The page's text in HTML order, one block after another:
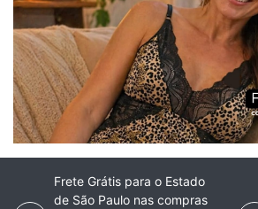
Frete Grátis para o Estado
de São Paulo nas compras